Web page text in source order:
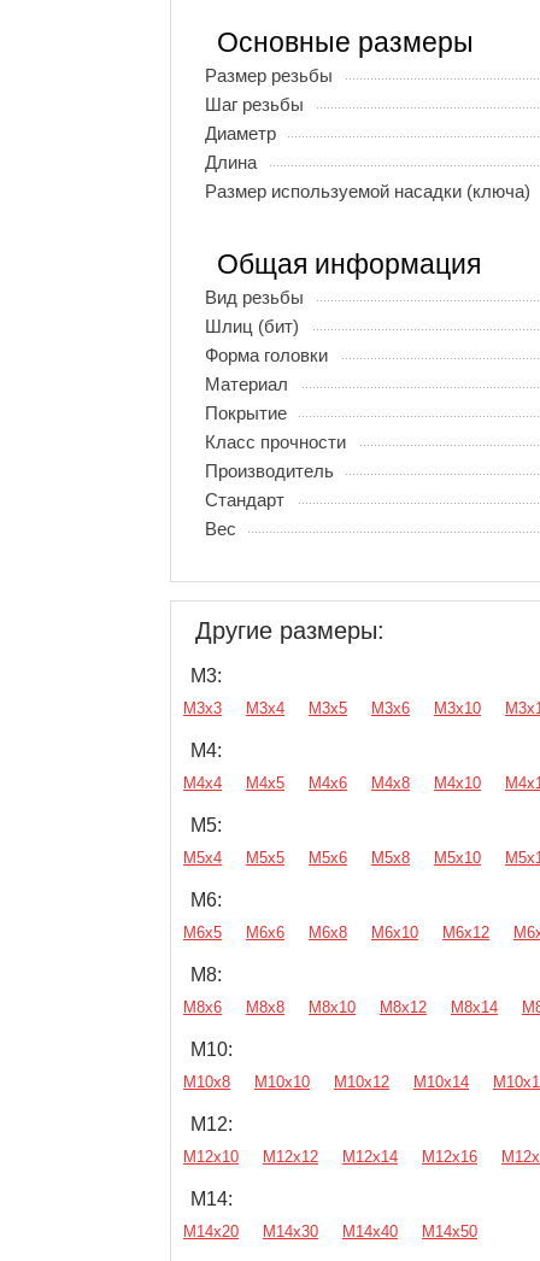
Основные размеры
Размер резьбы
Шаг резьбы
Диаметр
Длина
Размер используемой насадки (ключа)
Общая информация
Вид резьбы
Шлиц (бит)
Форма головки
Материал
Покрытие
Класс прочности
Производитель
Стандарт
Вес
Другие размеры:
М3:
М3х3 М3х4 М3х5 М3х6 М3х10
М4:
М4х4 М4х5 М4х6 М4х8 М4х10
М5:
М5х4 М5х5 М5х6 М5х8 М5х10
М6:
М6х5 М6х6 М6х8 М6х10 М6х12
М8:
М8х6 М8х8 М8х10 М8х12 М8х14
М10:
М10х8 М10х10 М10х12 М10х14
М12:
М12х10 М12х12 М12х14 М12х16
М14:
М14х20 М14х30 М14х40 М14х50